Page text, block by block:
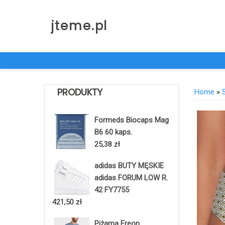
jteme.pl
PRODUKTY
Formeds Biocaps Mag
B6 60 kaps.
25,38 zł
adidas BUTY MĘSKIE
adidas FORUM LOW R.
42 FY7755
421,50 zł
Home »